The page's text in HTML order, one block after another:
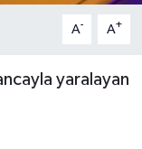
A- A+
yaralayan